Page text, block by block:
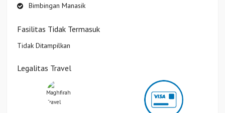
Bimbingan Manasik
Fasilitas Tidak Termasuk
Tidak Ditampilkan
Legalitas Travel